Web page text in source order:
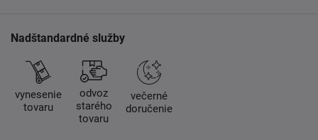
Nadštandardné služby
vynesenie
tovaru
odvoz
starého
tovaru
večerné
doručenie